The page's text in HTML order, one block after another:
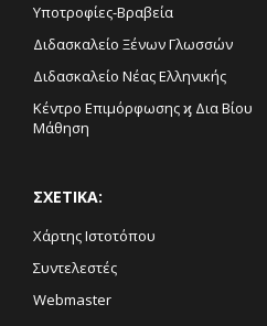
Υποτροφίες-Βραβεία
Διδασκαλείο Ξένων Γλωσσών
Διδασκαλείο Νέας Ελληνικής
Κέντρο Επιμόρφωσης ϗ Δια Βίου
Μάθηση
ΣΧΕΤΙΚΑ:
Χάρτης Ιστοτόπου
Συντελεστές
Webmaster